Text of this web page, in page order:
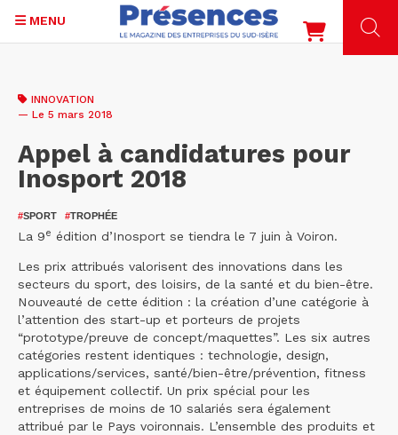
contenu
MENU
INNOVATION
— Le 5 mars 2018
Appel à candidatures pour
Inosport 2018
#SPORT #TROPHÉE
La 9e édition d’Inosport se tiendra le 7 juin à Voiron.
Les prix attribués valorisent des innovations dans les
secteurs du sport, des loisirs, de la santé et du bien-être.
Nouveauté de cette édition : la création d’une catégorie à
l’attention des start-up et porteurs de projets
“prototype/preuve de concept/maquettes”. Les six autres
catégories restent identiques : technologie, design,
applications/services, santé/bien-être/prévention, fitness
et équipement collectif. Un prix spécial pour les
entreprises de moins de 10 salariés sera également
attribué par le Pays voironnais. L’ensemble des produits et